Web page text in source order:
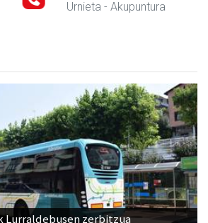
Lurraldebusen zerbitzua